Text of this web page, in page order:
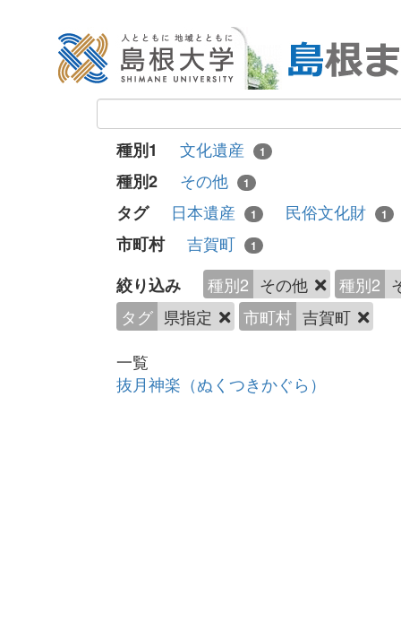
種別1 文化遺産 1
種別2 その他 1
タグ 日本遺産 1 民俗文化財 1
市町村 吉賀町 1
絞り込み 種別2 その他 種別2
タグ 県指定 市町村 吉賀町
一覧
抜月神楽（ぬくつきかぐら）